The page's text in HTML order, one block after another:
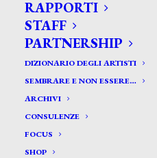
RAPPORTI
STAFF
PARTNERSHIP
DIZIONARIO DEGLI ARTISTI
SEMBRARE E NON ESSERE…
ARCHIVI
CONSULENZE
FOCUS
SHOP
Botti Scifoni Idda*